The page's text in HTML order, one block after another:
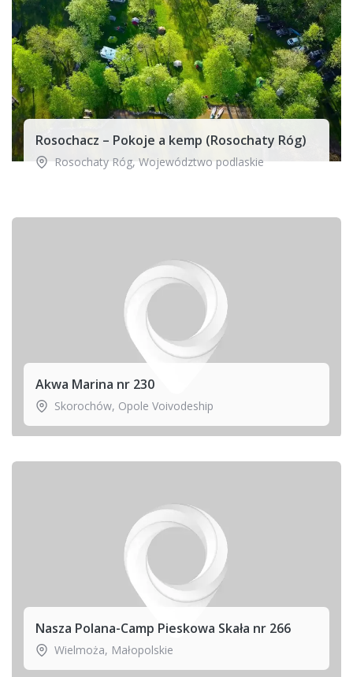
Rosochacz – Pokoje a kemp (Rosochaty Róg)
Rosochaty Róg, Województwo podlaskie
Akwa Marina nr 230
Skorochów, Opole Voivodeship
Nasza Polana-Camp Pieskowa Skała nr 266
Wielmoża, Małopolskie